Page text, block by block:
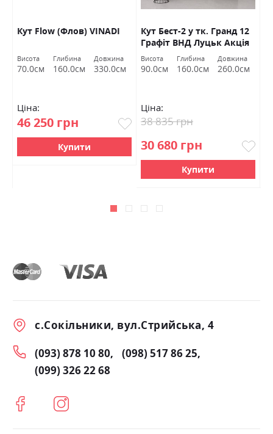
Кут Flow (Флов) VINADI
Висота
70.0см
Глибина
160.0см
Довжина
330.0см
Ціна:
46 250 грн
Купити
Кут Бест-2 у тк. Гранд 12
Графіт ВНД Луцьк Акція
Висота
90.0см
Глибина
160.0см
Довжина
260.0см
Ціна:
30 680 грн
38 835 грн
Купити
с.Сокільники, вул.Стрийська, 4
(093) 878 10 80
(098) 517 86 25
(099) 326 22 68